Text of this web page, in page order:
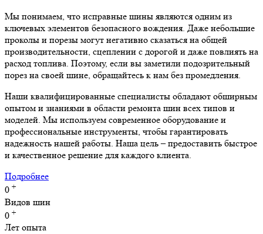
Мы понимаем, что исправные шины являются одним из
ключевых элементов безопасного вождения. Даже небольшие
проколы и порезы могут негативно сказаться на общей
производительности, сцеплении с дорогой и даже повлиять на
расход топлива. Поэтому, если вы заметили подозрительный
порез на своей шине, обращайтесь к нам без промедления.
Наши квалифицированные специалисты обладают обширным
опытом и знаниями в области ремонта шин всех типов и
моделей. Мы используем современное оборудование и
профессиональные инструменты, чтобы гарантировать
надежность нашей работы. Наша цель – предоставить быстрое
и качественное решение для каждого клиента.
Подробнее
0 +
Видов шин
0 +
Лет опыта